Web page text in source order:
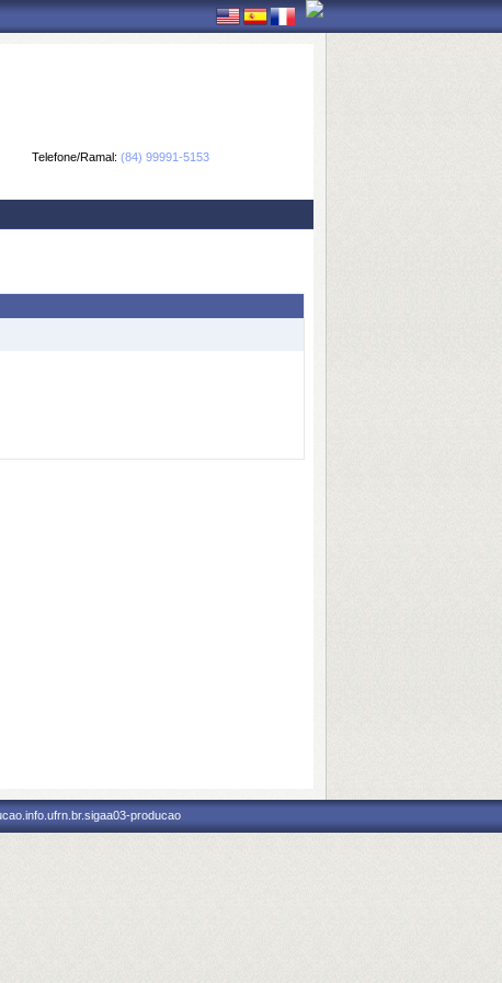
Telefone/Ramal: (84) 99991-5153
producao